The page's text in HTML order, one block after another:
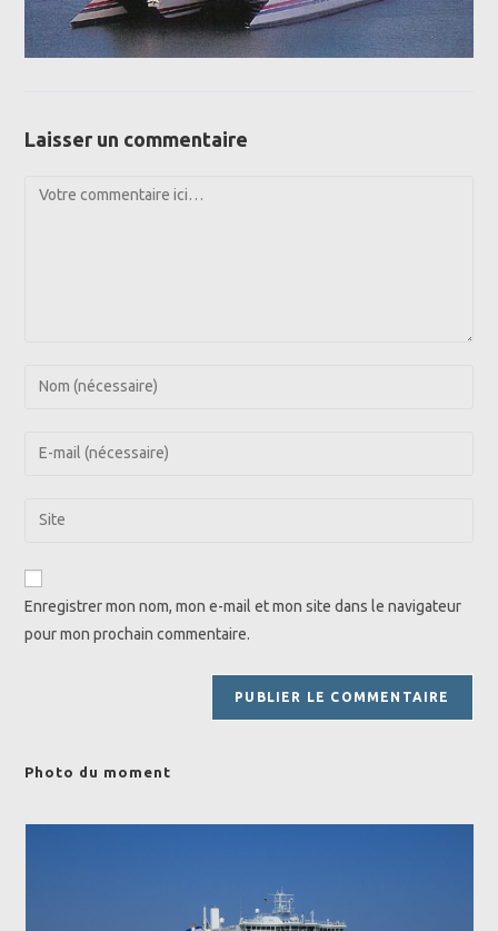
Laisser un commentaire
Comment
Enter
Enter
address
comment
Saisir
de
Enregistrer mon nom, mon e-mail et mon site dans le navigateur
pour mon prochain commentaire.
Photo du moment